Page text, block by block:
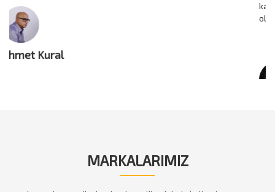
karıştırdığı 1500'lerden beri endüstri standardı sahte metinler
olarak kullanılmıştır.